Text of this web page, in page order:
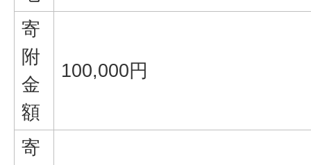
寄
附
金
額
100,000円
寄